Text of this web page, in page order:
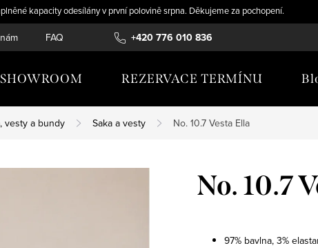
kapacity odesílány v první polovině srpna. Děkujeme za pochopení.
+420 776 010 836
FAQ TABULKY VELIKOSTÍ KARIÉRA
SHOWROOM REZERVACE TERMÍNU
vesty a bundy Saka a vesty No. 10.7 Vesta Ella
No. 10.7
97% bavlna, 3%